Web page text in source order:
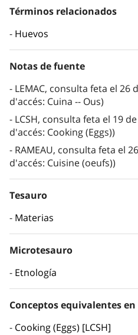
Términos relacionados
Huevos
Notas de fuente
LEMAC, consulta feta el 26
d'accés: Cuina -- Ous)
LCSH, consulta feta el 19
d'accés: Cooking (Eggs))
RAMEAU, consulta feta el
d'accés: Cuisine (oeufs))
Tesauro
Materias
Microtesauro
Etnología
Conceptos equivalentes
Cooking (Eggs) [LCSH]